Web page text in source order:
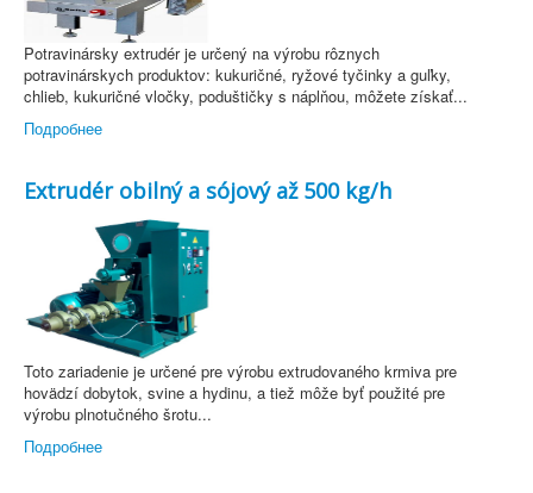
Potravinársky extrudér je určený na výrobu rôznych
potravinárskych produktov: kukuričné, ryžové tyčinky a guľky,
chlieb, kukuričné vločky, poduštičky s náplňou, môžete získať...
Подробнее
Extrudér obilný a sójový až 500 kg/h
Toto zariadenie je určené pre výrobu extrudovaného krmiva pre
hovädzí dobytok, svine a hydinu, a tiež môže byť použité pre
výrobu plnotučného šrotu...
Подробнее